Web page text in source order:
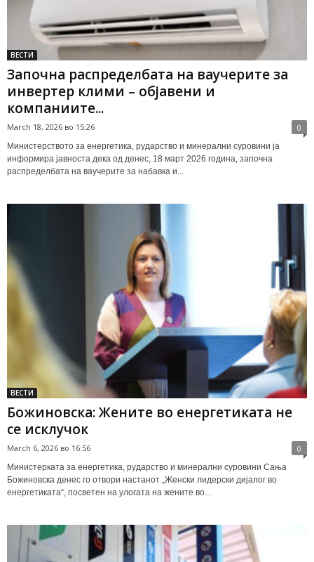
ВЕСТИ
Започна распределбата на ваучерите за
инвертер клими – објавени и
компаниите...
March 18, 2026 во 15:26 0
Министерството за енергетика, рударство и минерални суровини ја
информира јавноста дека од денес, 18 март 2026 година, започна
распределбата на ваучерите за набавка и...
ВЕСТИ
Божиновска: Жените во енергетиката не
се исклучок
March 6, 2026 во 16:56 0
Министерката за енергетика, рударство и минерални суровини Сања
Божиновска денес го отвори настанот „Женски лидерски дијалог во
енергетиката“, посветен на улогата на жените во...